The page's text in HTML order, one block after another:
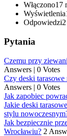
Włączono17
Wyświetlenia
Odpowiedzi2
Pytania
Czemu przy
Answers | 0 Votes
Czy deski
Answers | 0 Votes
Jak zapobiec
Jakie deski
stylu
Jak bezpiecznie
Wrocławiu? 2